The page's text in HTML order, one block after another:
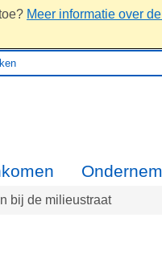
Meer informatie over
bij de milieustraat